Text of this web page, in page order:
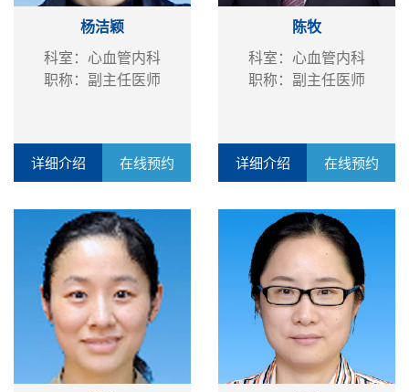
杨洁颖
科室：心血管内科
职称：副主任医师
详细介绍 在线预约
陈牧
科室：心血管内科
职称：副主任医师
详细介绍 在线预约